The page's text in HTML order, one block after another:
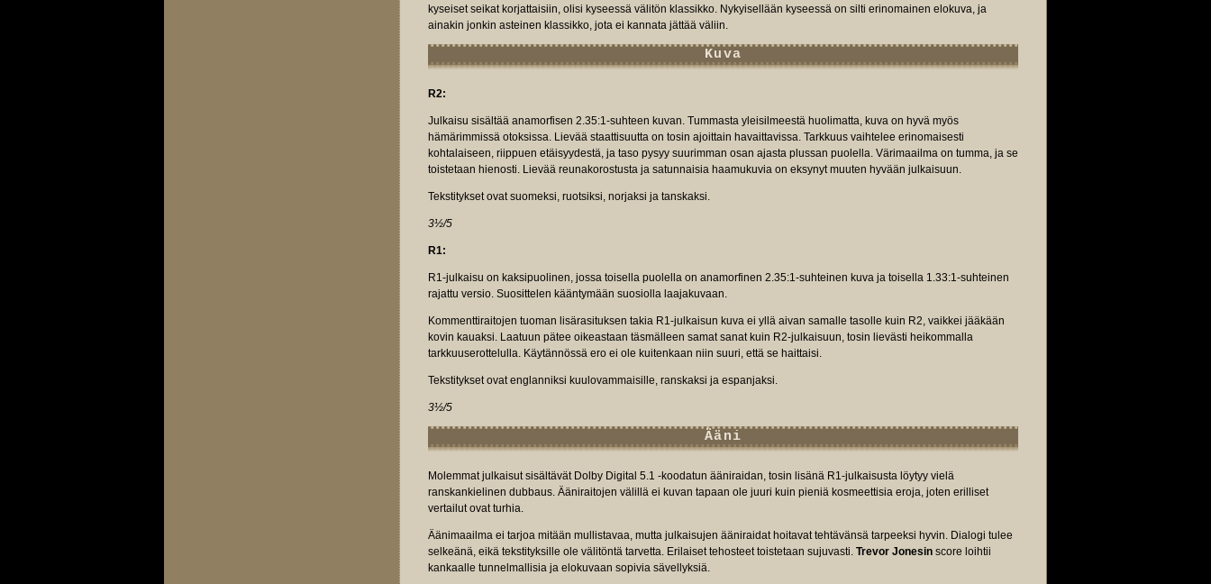
kyseiset seikat korjattaisiin, olisi kyseessä välitön klassikko. Nykyisellään kyseessä on silti erinomainen elokuva, ja
ainakin jonkin asteinen klassikko, jota ei kannata jättää väliin.
Kuva
R2:
Julkaisu sisältää anamorfisen 2.35:1-suhteen kuvan. Tummasta yleisilmeestä huolimatta, kuva on hyvä myös
hämärimmissä otoksissa. Lievää staattisuutta on tosin ajoittain havaittavissa. Tarkkuus vaihtelee erinomaisesti
kohtalaiseen, riippuen etäisyydestä, ja taso pysyy suurimman osan ajasta plussan puolella. Värimaailma on tumma, ja se
toistetaan hienosti. Lievää reunakorostusta ja satunnaisia haamukuvia on eksynyt muuten hyvään julkaisuun.
Tekstitykset ovat suomeksi, ruotsiksi, norjaksi ja tanskaksi.
3½/5
R1:
R1-julkaisu on kaksipuolinen, jossa toisella puolella on anamorfinen 2.35:1-suhteinen kuva ja toisella 1.33:1-suhteinen
rajattu versio. Suosittelen kääntymään suosiolla laajakuvaan.
Kommenttiraitojen tuoman lisärasituksen takia R1-julkaisun kuva ei yllä aivan samalle tasolle kuin R2, vaikkei jääkään
kovin kauaksi. Laatuun pätee oikeastaan täsmälleen samat sanat kuin R2-julkaisuun, tosin lievästi heikommalla
tarkkuuserottelulla. Käytännössä ero ei ole kuitenkaan niin suuri, että se haittaisi.
Tekstitykset ovat englanniksi kuulovammaisille, ranskaksi ja espanjaksi.
3½/5
Ääni
Molemmat julkaisut sisältävät Dolby Digital 5.1 -koodatun ääniraidan, tosin lisänä R1-julkaisusta löytyy vielä
ranskankielinen dubbaus. Ääniraitojen välillä ei kuvan tapaan ole juuri kuin pieniä kosmeettisia eroja, joten erilliset
vertailut ovat turhia.
Äänimaailma ei tarjoa mitään mullistavaa, mutta julkaisujen ääniraidat hoitavat tehtävänsä tarpeeksi hyvin. Dialogi tulee
selkeänä, eikä tekstityksille ole välitöntä tarvetta. Erilaiset tehosteet toistetaan sujuvasti. Trevor Jonesin score loihtii
kankaalle tunnelmallisia ja elokuvaan sopivia sävellyksiä.